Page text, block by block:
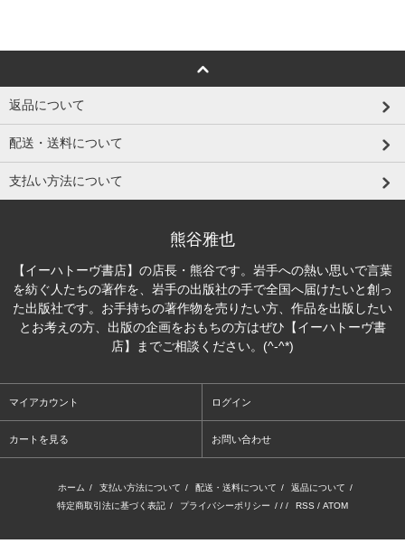
返品について
配送・送料について
支払い方法について
熊谷雅也
【イーハトーヴ書店】の店長・熊谷です。岩手への熱い思いで言葉
を紡ぐ人たちの著作を、岩手の出版社の手で全国へ届けたいと創っ
た出版社です。お手持ちの著作物を売りたい方、作品を出版したい
とお考えの方、出版の企画をおもちの方はぜひ【イーハトーヴ書
店】までご相談ください。(^-^*)
マイアカウント ログイン
カートを見る お問い合わせ
ホーム / 支払い方法について / 配送・送料について / 返品について /
特定商取引法に基づく表記 / プライバシーポリシー / / / RSS / ATOM